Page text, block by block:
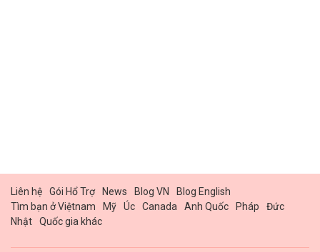
Liên hệ Gói Hổ Trợ News Blog VN
Blog English
Tìm bạn ở Việtnam
Mỹ Úc Canada Anh Quốc Pháp
Đức
Nhật
Quốc gia khác